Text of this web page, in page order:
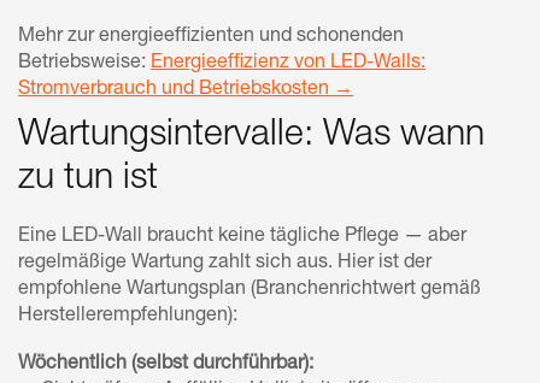
Mehr zur energieeffizienten und schonenden
Betriebsweise: Energieeffizienz von LED-Walls:
Stromverbrauch und Betriebskosten →
Wartungsintervalle: Was wann
zu tun ist
Eine LED-Wall braucht keine tägliche Pflege — aber
regelmäßige Wartung zahlt sich aus. Hier ist der
empfohlene Wartungsplan (Branchenrichtwert gemäß
Herstellerempfehlungen):
Wöchentlich (selbst durchführbar):